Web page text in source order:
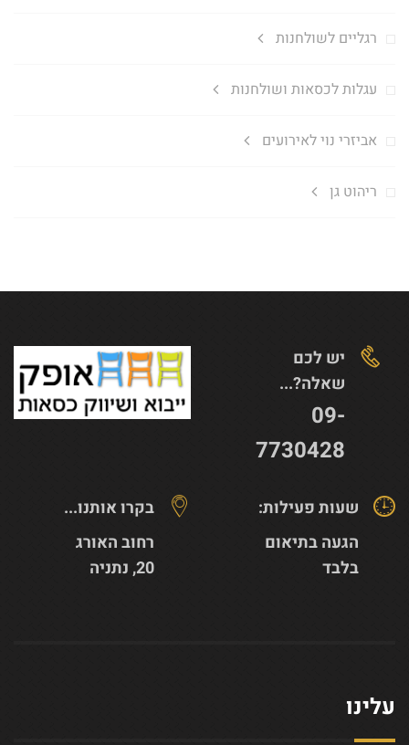
רגליים לשולחנות
עגלות לכסאות ושולחנות
אביזרי נוי לאירועים
ריהוט גן
יש לכם
שאלה?...
09-
7730428
בקרו אותנו...
רחוב האורג
20, נתניה
שעות פעילות:
הגעה בתיאום
בלבד
עלינו